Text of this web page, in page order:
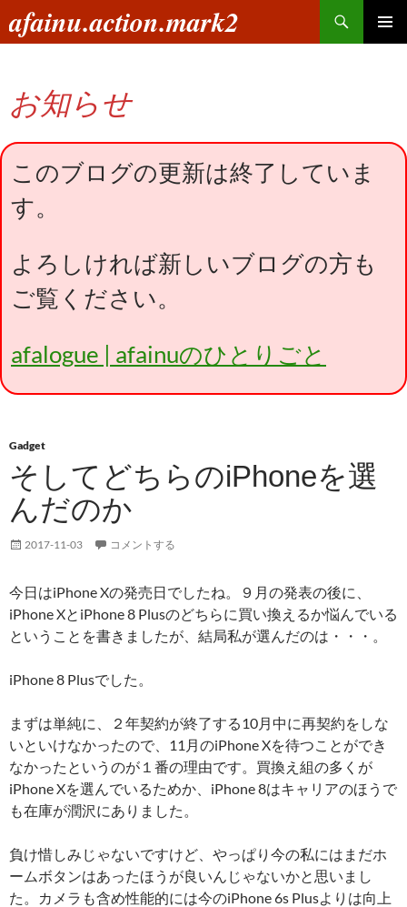
ン
へ
ス
キ
プ
afainu.action.mark2
索
お知らせ
このブログの更新は終了していま
す。
よろしければ新しいブログの方も
ご覧ください。
afalogue | afainuのひとりごと
Gadget
そしてどちらのiPhoneを選
んだのか
2017-11-03 コメントする
今日はiPhone Xの発売日でしたね。９月の発表の後に、
iPhone XとiPhone 8 Plusのどちらに買い換えるか悩んでいる
ということを書きましたが、結局私が選んだのは・・・。
iPhone 8 Plusでした。
まずは単純に、２年契約が終了する10月中に再契約をしな
いといけなかったので、11月のiPhone Xを待つことができ
なかったというのが１番の理由です。買換え組の多くが
iPhone Xを選んでいるためか、iPhone 8はキャリアのほうで
も在庫が潤沢にありました。
負け惜しみじゃないですけど、やっぱり今の私にはまだホ
ームボタンはあったほうが良いんじゃないかと思いまし
た。カメラも含め性能的には今のiPhone 6s Plusよりは向上